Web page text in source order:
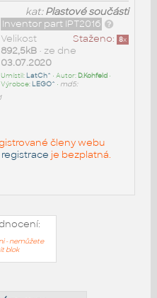
kat:Plastové součásti
Inventor part IPT2016
Staženo: 8x
Velikost
892,5kB• ze dne
03.07.2020
Umístil: LatCh^ • Autor: D.Kohfeld•
Výrobce: LEGO^ • md5:
členy webu
registrace je bezplatná.
- nemůžete
blok